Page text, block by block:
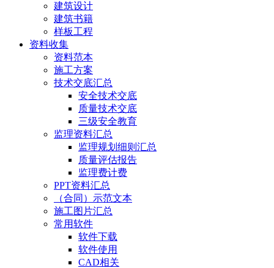
建筑设计
建筑书籍
样板工程
资料收集
资料范本
施工方案
技术交底汇总
安全技术交底
质量技术交底
三级安全教育
监理资料汇总
监理规划细则汇总
质量评估报告
监理费计费
PPT资料汇总
（合同）示范文本
施工图片汇总
常用软件
软件下载
软件使用
CAD相关